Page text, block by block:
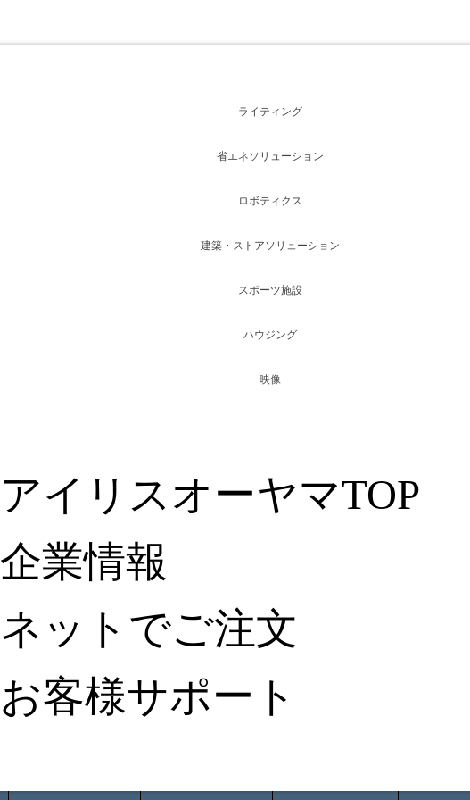
アイリスオーヤマTOP
企業情報
ネットでご注文
お客様サポート
ライティング
省エネソリューション
ロボティクス
建築・ストアソリューション
スポーツ施設
ハウジング
映像